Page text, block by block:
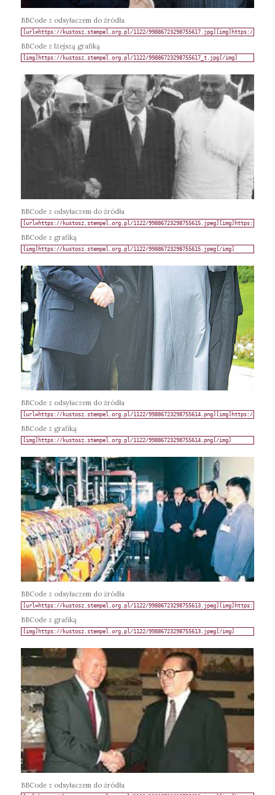
BBCode z odsyłaczem do źródła
BBCode z lżejszą grafiką
BBCode z odsyłaczem do źródła
BBCode z grafiką
BBCode z odsyłaczem do źródła
BBCode z grafiką
BBCode z odsyłaczem do źródła
BBCode z grafiką
BBCode z odsyłaczem do źródła